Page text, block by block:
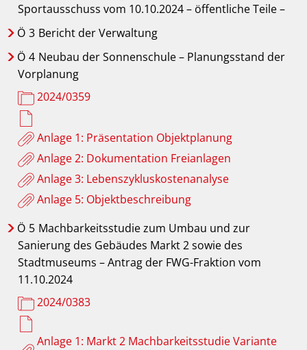
Sportausschuss vom 10.10.2024 – öffentliche Teile –
Ö 3 Bericht der Verwaltung
Ö 4 Neubau der Sonnenschule – Planungsstand der
Vorplanung
2024/0359
Anlage 1: Präsentation Objektplanung
Anlage 2: Dokumentation Freianlagen
Anlage 3: Lebenszykluskostenanalyse
Anlage 5: Objektbeschreibung
Ö 5 Machbarkeitsstudie zum Umbau und zur
Sanierung des Gebäudes Markt 2 sowie des
Stadtmuseums – Antrag der FWG-Fraktion vom
11.10.2024
2024/0383
Anlage 1: Markt 2 Machbarkeitsstudie Variante